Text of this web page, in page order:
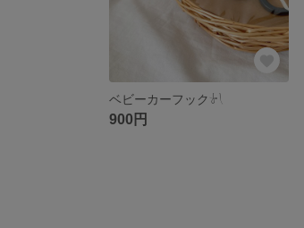
ベビーカーフック‎‪𓍯 ‬
900円